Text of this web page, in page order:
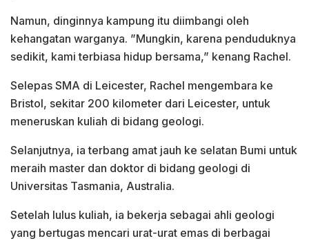
Namun, dinginnya kampung itu diimbangi oleh
kehangatan warganya. ”Mungkin, karena penduduknya
sedikit, kami terbiasa hidup bersama,” kenang Rachel.
Selepas SMA di Leicester, Rachel mengembara ke
Bristol, sekitar 200 kilometer dari Leicester, untuk
meneruskan kuliah di bidang geologi.
Selanjutnya, ia terbang amat jauh ke selatan Bumi untuk
meraih master dan doktor di bidang geologi di
Universitas Tasmania, Australia.
Setelah lulus kuliah, ia bekerja sebagai ahli geologi
yang bertugas mencari urat-urat emas di berbagai